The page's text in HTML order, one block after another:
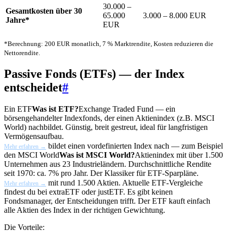
Gesamtkosten über 30
Jahre*
30.000 –
65.000
EUR
3.000 – 8.000 EUR
*Berechnung: 200 EUR monatlich, 7 % Marktrendite, Kosten reduzieren die
Nettorendite.
Passive Fonds (ETFs) — der Index
entscheidet#
Ein ETFWas ist ETF?Exchange Traded Fund — ein
börsengehandelter Indexfonds, der einen Aktienindex (z.B. MSCI
World) nachbildet. Günstig, breit gestreut, ideal für langfristigen
Vermögensaufbau.
Mehr erfahren → bildet einen vordefinierten Index nach — zum Beispiel
den MSCI WorldWas ist MSCI World?Aktienindex mit über 1.500
Unternehmen aus 23 Industrieländern. Durchschnittliche Rendite
seit 1970: ca. 7% pro Jahr. Der Klassiker für ETF-Sparpläne.
Mehr erfahren → mit rund 1.500 Aktien. Aktuelle ETF-Vergleiche
findest du bei extraETF oder justETF. Es gibt keinen
Fondsmanager, der Entscheidungen trifft. Der ETF kauft einfach
alle Aktien des Index in der richtigen Gewichtung.
Die Vorteile: